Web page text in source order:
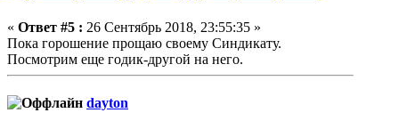
« Ответ #5 : 26 Сентябрь 2018, 23:55:35 »
Пока горошение прощаю своему Синдикату.
Посмотрим еще годик-другой на него.
dayton